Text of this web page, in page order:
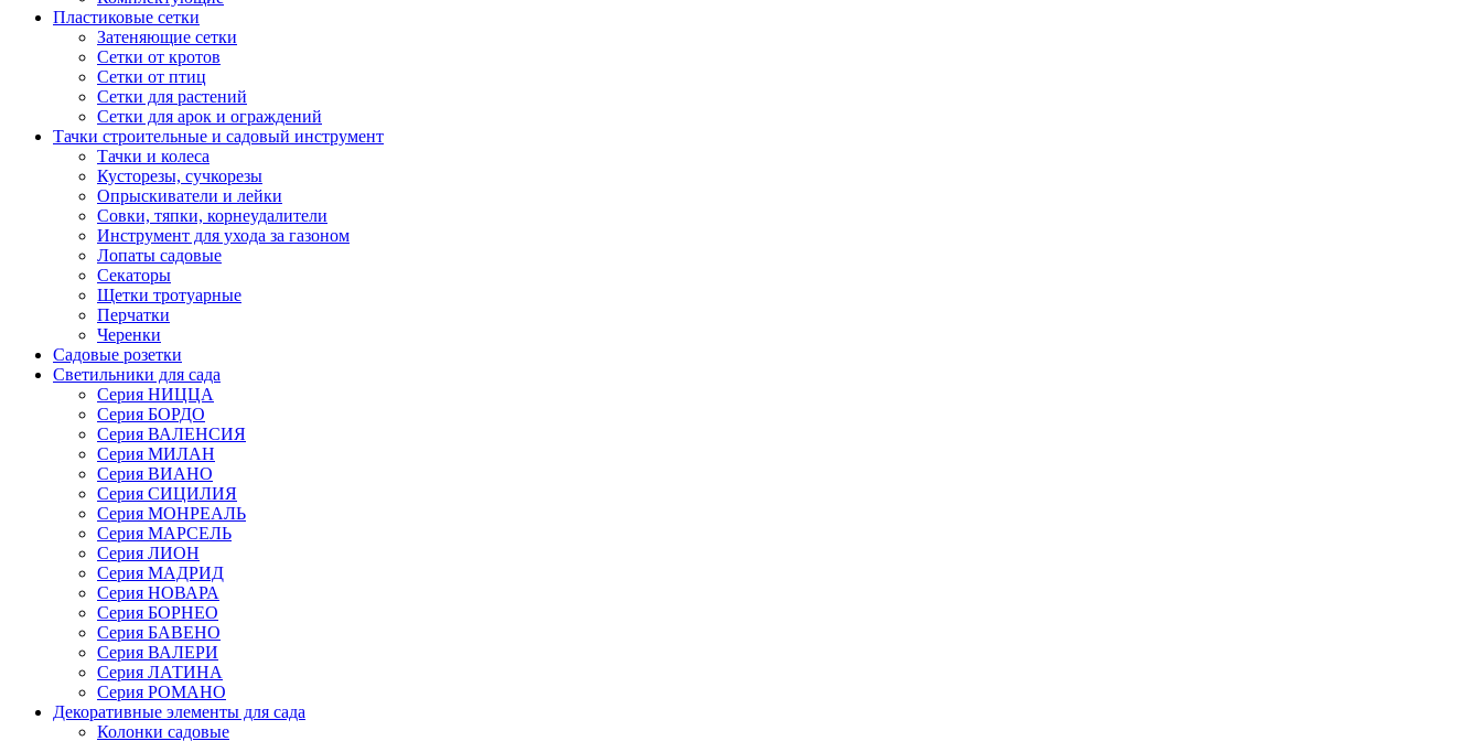
Пластиковые сетки
Затеняющие сетки
Сетки от кротов
Сетки от птиц
Сетки для растений
Сетки для арок и ограждений
Тачки строительные и садовый инструмент
Тачки и колеса
Кусторезы, сучкорезы
Опрыскиватели и лейки
Совки, тяпки, корнеудалители
Инструмент для ухода за газоном
Лопаты садовые
Секаторы
Щетки тротуарные
Перчатки
Черенки
Садовые розетки
Светильники для сада
Серия НИЦЦА
Серия БОРДО
Серия ВАЛЕНСИЯ
Серия МИЛАН
Серия ВИАНО
Серия СИЦИЛИЯ
Серия МОНРЕАЛЬ
Серия МАРСЕЛЬ
Серия ЛИОН
Серия МАДРИД
Серия НОВАРА
Серия БОРНЕО
Серия БАВЕНО
Серия ВАЛЕРИ
Серия ЛАТИНА
Серия РОМАНО
Декоративные элементы для сада
Колонки садовые